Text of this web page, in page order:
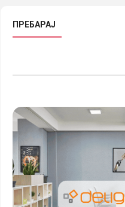
ПРЕБАРАЈ